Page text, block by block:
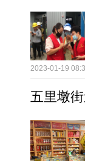
2023-01-19
五里墩